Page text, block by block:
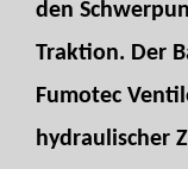
den
Traktion. Der
Fumotec
hydraulischer